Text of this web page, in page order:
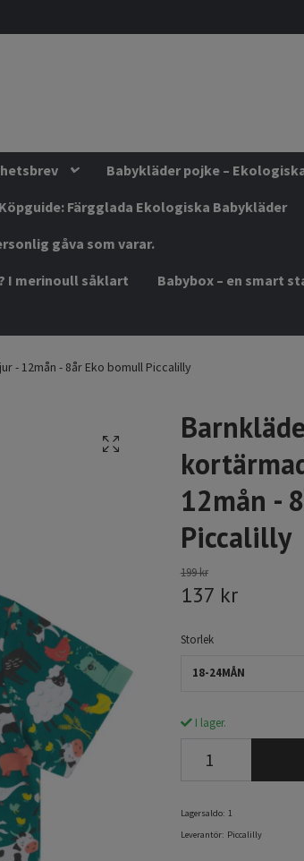
Babykläder pojke –
Köpguide: Färgglada Ekologiska Babykläder
gåva som varar.
I merinoull såklart Babybox – en smart
- 12mån - 8år Eko bomull Piccalilly
12mån -
Piccalilly
199 kr
137 kr
Storlek
18-24MÅN
I lager.
Lagersaldo: 1
Leverantör: Piccalilly